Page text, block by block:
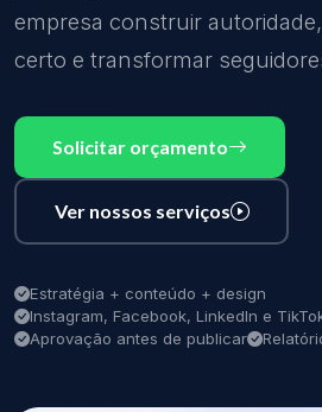
empresa construir
certo e transformar
Solicitar orçamento
Ver nossos serviços
Estratégia + conteúdo + design
Instagram, Facebook, LinkedIn e
Aprovação antes de publicar